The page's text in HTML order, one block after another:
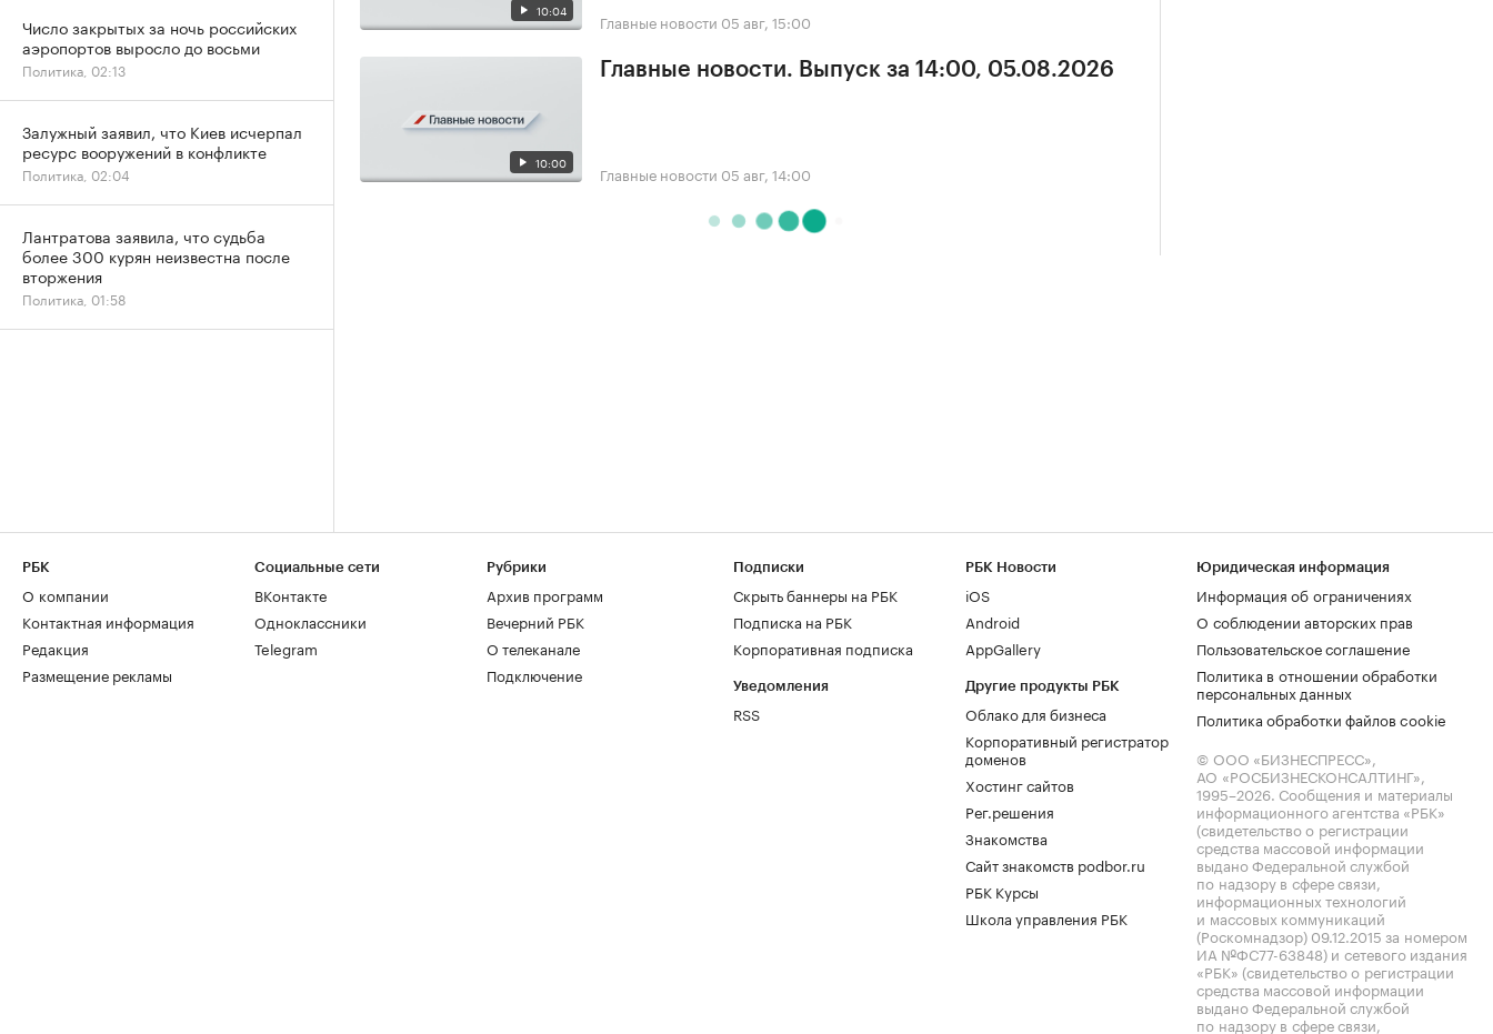
10:04 Главные новости 05 авг, 15:00
10:00
Главные новости. Выпуск за 14:00, 05.08.2026
Главные новости 05 авг, 14:00
Число закрытых за ночь российских
аэропортов выросло до восьми
Политика, 02:13
Залужный заявил, что Киев исчерпал
ресурс вооружений в конфликте
Политика, 02:04
Лантратова заявила, что судьба
более 300 курян неизвестна после
вторжения
Политика, 01:58
РБК
О компании
Контактная информация
Редакция
Размещение рекламы
Социальные сети
ВКонтакте
Одноклассники
Telegram
Рубрики
Архив программ
Вечерний РБК
О телеканале
Подключение
Подписки
Скрыть баннеры на РБК
Подписка на РБК
Корпоративная подписка
Уведомления
RSS
РБК Новости
iOS
Android
AppGallery
Другие продукты РБК
Облако для бизнеса
Корпоративный регистратор
доменов
Хостинг сайтов
Рег.решения
Знакомства
Сайт знакомств podbor.ru
РБК Курсы
Школа управления РБК
Юридическая информация
Информация об ограничениях
О соблюдении авторских прав
Пользовательское соглашение
Политика в отношении обработки
персональных данных
Политика обработки файлов cookie
© ООО «БИЗНЕСПРЕСС»,
АО «РОСБИЗНЕСКОНСАЛТИНГ»,
1995–2026. Сообщения и материалы
информационного агентства «РБК»
(свидетельство о регистрации
средства массовой информации
выдано Федеральной службой
по надзору в сфере связи,
информационных технологий
и массовых коммуникаций
(Роскомнадзор) 09.12.2015 за номером
ИА №ФС77-63848) и сетевого издания
«РБК» (свидетельство о регистрации
средства массовой информации
выдано Федеральной службой
по надзору в сфере связи,